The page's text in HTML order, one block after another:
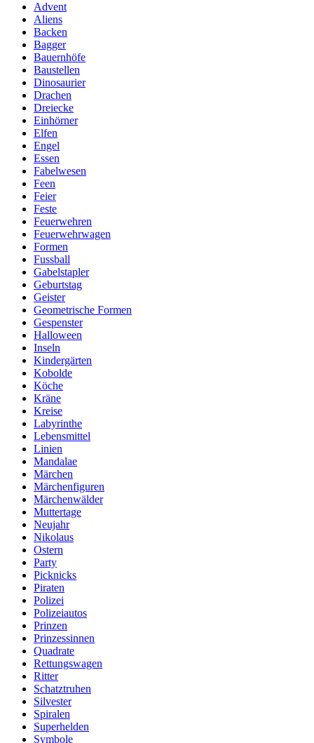
Advent
Aliens
Backen
Bagger
Bauernhöfe
Baustellen
Dinosaurier
Drachen
Dreiecke
Einhörner
Elfen
Engel
Essen
Fabelwesen
Feen
Feier
Feste
Feuerwehren
Feuerwehrwagen
Formen
Fussball
Gabelstapler
Geburtstag
Geister
Geometrische Formen
Gespenster
Halloween
Inseln
Kindergärten
Kobolde
Köche
Kräne
Kreise
Labyrinthe
Lebensmittel
Linien
Mandalae
Märchen
Märchenfiguren
Märchenwälder
Muttertage
Neujahr
Nikolaus
Ostern
Party
Picknicks
Piraten
Polizei
Polizeiautos
Prinzen
Prinzessinnen
Quadrate
Rettungswagen
Ritter
Schatztruhen
Silvester
Spiralen
Superhelden
Symbole